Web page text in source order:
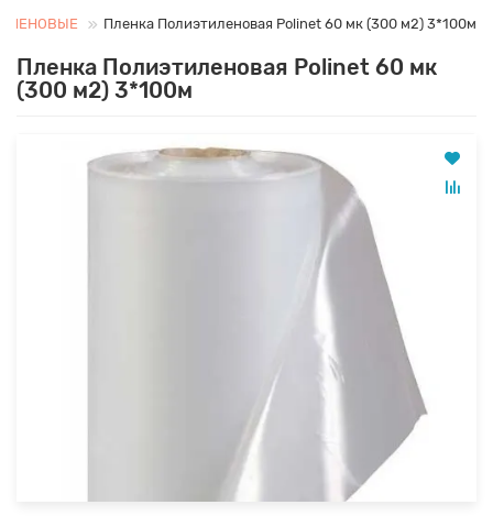
Пленка Полиэтиленовая Polinet 60 мк (300 м2) 3*100м
Пленка Полиэтиленовая Polinet 60 мк
(300 м2) 3*100м